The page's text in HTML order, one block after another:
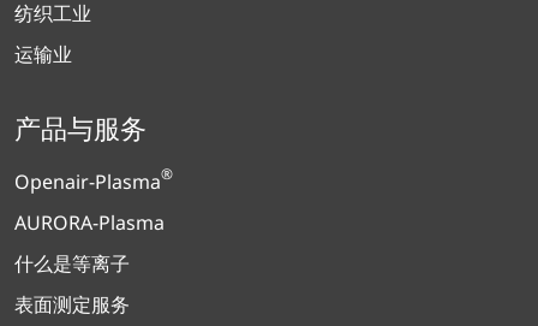
纺织工业
运输业
产品与服务
Openair-Plasma®
AURORA-Plasma
什么是等离子
表面测定服务